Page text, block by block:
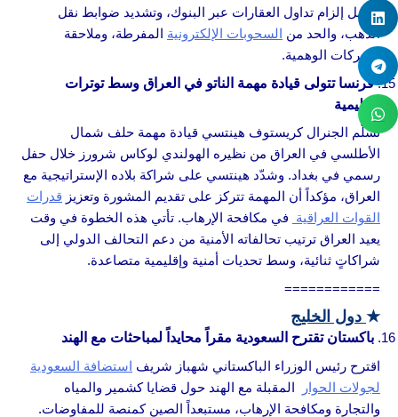
تشمل إلزام تداول العقارات عبر البنوك، وتشديد ضوابط نقل
الذهب، والحد من السحوبات الإلكترونية المفرطة، وملاحقة
الشركات الوهمية.
فرنسا تتولى قيادة مهمة الناتو في العراق وسط توترات
إقليمية
تسلّم الجنرال كريستوف هينتسي قيادة مهمة حلف شمال
الأطلسي في العراق من نظيره الهولندي لوكاس شرورز خلال حفل
رسمي في بغداد. وشدّد هينتسي على شراكة بلاده الإستراتيجية مع
العراق، مؤكداً أن المهمة تتركز على تقديم المشورة وتعزيز قدرات
القوات العراقية في مكافحة الإرهاب. تأتي هذه الخطوة في وقت
يعيد العراق ترتيب تحالفاته الأمنية من دعم التحالف الدولي إلى
شراكاتٍ ثنائية، وسط تحديات أمنية وإقليمية متصاعدة.
============
★ دول الخليج
باكستان تقترح السعودية مقراً محايداً لمباحثات مع الهند
اقترح رئيس الوزراء الباكستاني شهباز شريف استضافة السعودية
لجولات الحوار
المقبلة مع الهند حول قضايا كشمير والمياه
والتجارة ومكافحة الإرهاب، مستبعداً الصين كمنصة للمفاوضات.